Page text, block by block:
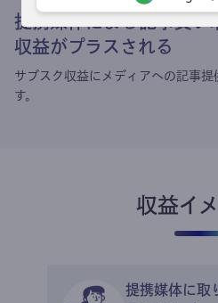
提携媒体による記事買い
収益がプラスされる
サブスク収益にメディアへの記事
す。
収益イ
提携媒体に取